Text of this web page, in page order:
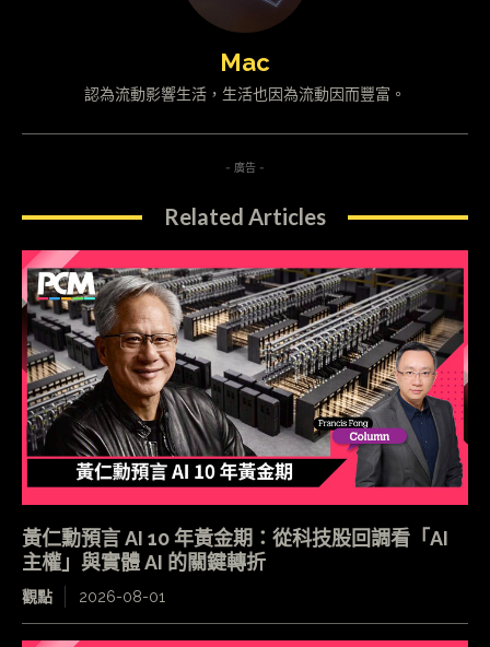
Mac
認為流動影響生活，生活也因為流動因而豐富。
- 廣告 -
Related Articles
黃仁勳預言 AI 10 年黃金期：從科技股回調看「AI
主權」與實體 AI 的關鍵轉折
觀點 2026-08-01